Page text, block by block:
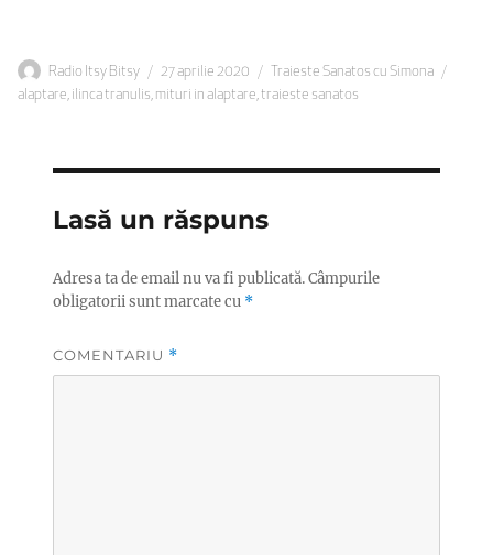
Autor
Radio Itsy Bitsy
Publicat
pe
27 aprilie 2020 Categorii
Traieste Sanatos cu Simona
alaptare, ilinca tranulis, mituri in alaptare,traieste sanatos
Lasă un răspuns
Adresa ta de email nu va fi publicată.Câmpurile
obligatorii sunt marcate cu *
COMENTARIU *